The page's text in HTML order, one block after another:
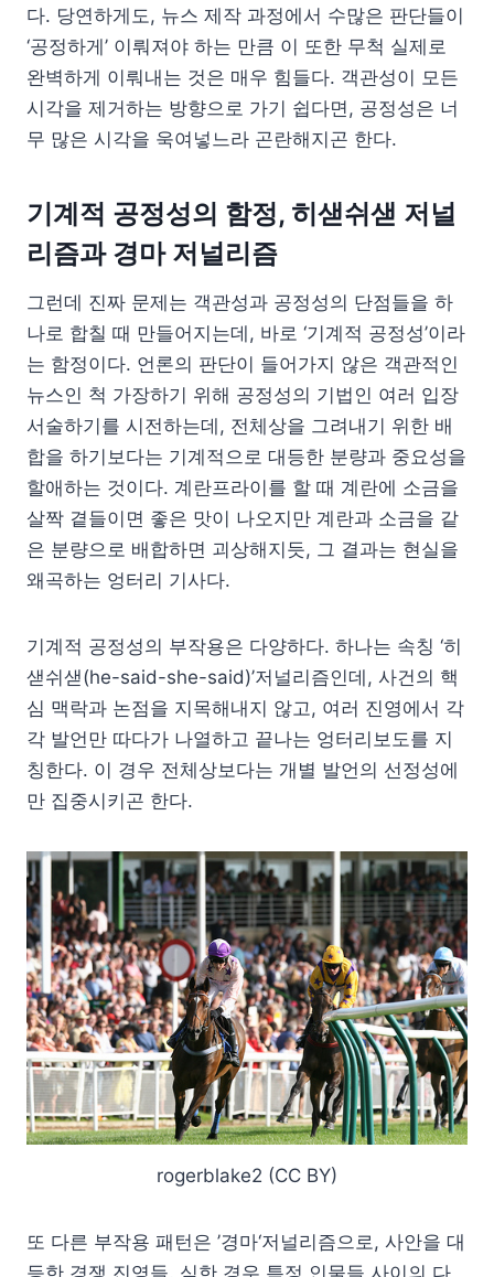
다. 당연하게도, 뉴스 제작 과정에서 수많은 판단들이
‘공정하게’ 이뤄져야 하는 만큼 이 또한 무척 실제로
완벽하게 이뤄내는 것은 매우 힘들다. 객관성이 모든
시각을 제거하는 방향으로 가기 쉽다면, 공정성은 너
무 많은 시각을 욱여넣느라 곤란해지곤 한다.
기계적 공정성의 함정, 히샏쉬샏 저널
리즘과 경마 저널리즘
그런데 진짜 문제는 객관성과 공정성의 단점들을 하
나로 합칠 때 만들어지는데, 바로 ‘기계적 공정성’이라
는 함정이다. 언론의 판단이 들어가지 않은 객관적인
뉴스인 척 가장하기 위해 공정성의 기법인 여러 입장
서술하기를 시전하는데, 전체상을 그려내기 위한 배
합을 하기보다는 기계적으로 대등한 분량과 중요성을
할애하는 것이다. 계란프라이를 할 때 계란에 소금을
살짝 곁들이면 좋은 맛이 나오지만 계란과 소금을 같
은 분량으로 배합하면 괴상해지듯, 그 결과는 현실을
왜곡하는 엉터리 기사다.
기계적 공정성의 부작용은 다양하다. 하나는 속칭 ‘히
샏쉬샏(he-said-she-said)’저널리즘인데, 사건의 핵
심 맥락과 논점을 지목해내지 않고, 여러 진영에서 각
각 발언만 따다가 나열하고 끝나는 엉터리보도를 지
칭한다. 이 경우 전체상보다는 개별 발언의 선정성에
만 집중시키곤 한다.
rogerblake2 (CC BY)
또 다른 부작용 패턴은 ’경마‘저널리즘으로, 사안을 대